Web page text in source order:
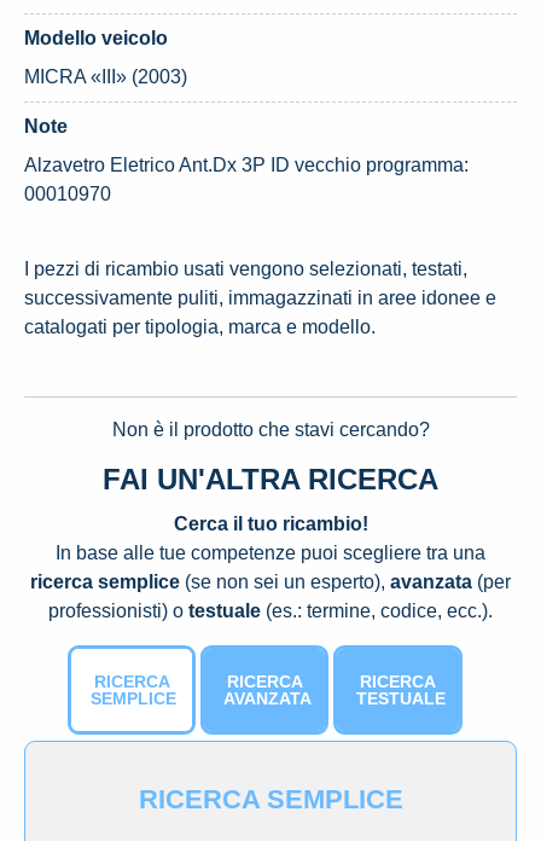
Modello veicolo
MICRA «III» (2003)
Note
Alzavetro Eletrico Ant.Dx 3P ID vecchio programma:
00010970
I pezzi di ricambio usati vengono selezionati, testati,
successivamente puliti, immagazzinati in aree idonee e
catalogati per tipologia, marca e modello.
Non è il prodotto che stavi cercando?
FAI UN'ALTRA RICERCA
Cerca il tuo ricambio!
In base alle tue competenze puoi scegliere tra una
ricerca semplice (se non sei un esperto), avanzata (per
professionisti) o testuale (es.: termine, codice, ecc.).
RICERCA
SEMPLICE
RICERCA
AVANZATA
RICERCA
TESTUALE
RICERCA SEMPLICE